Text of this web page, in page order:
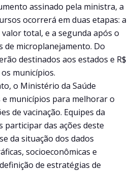
assinado pela ministra, a
ocorrerá em duas etapas: a
total, e a segunda após o
de microplanejamento. Do
destinados aos estados e R$
municípios.
o Ministério da Saúde
municípios para melhorar o
de vacinação. Equipes da
participar das ações deste
da situação dos dados
socioeconômicas e
de estratégias de